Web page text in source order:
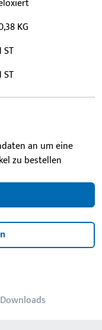
KG
ST
ST
an um eine
zu bestellen
Downloads